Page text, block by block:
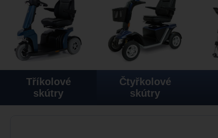
Tříkolové
skútry
Čtyřkolové
skútry